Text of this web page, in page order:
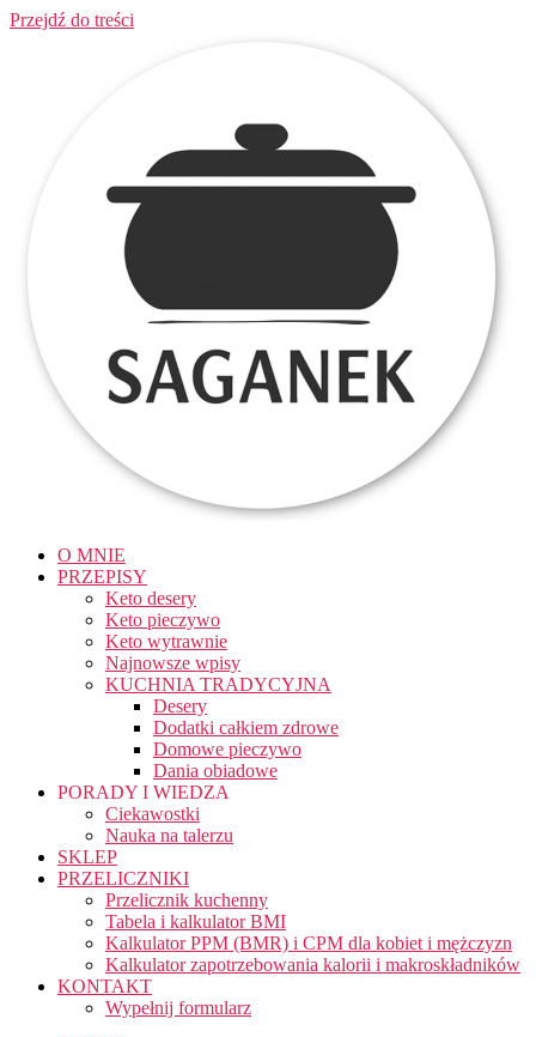
Przejdź do treści
O MNIE
PRZEPISY
Keto desery
Keto pieczywo
Keto wytrawnie
Najnowsze wpisy
KUCHNIA TRADYCYJNA
Desery
Dodatki całkiem zdrowe
Domowe pieczywo
Dania obiadowe
PORADY I WIEDZA
Ciekawostki
Nauka na talerzu
SKLEP
PRZELICZNIKI
Przelicznik kuchenny
Tabela i kalkulator BMI
Kalkulator PPM (BMR) i CPM dla kobiet i mężczyzn
Kalkulator zapotrzebowania kalorii i makroskładników
KONTAKT
Wypełnij formularz